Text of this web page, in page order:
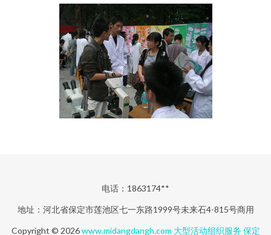
电话：1863174**
地址：河北省保定市莲池区七一东路1999号未来石4-815号商用
Copyright © 2026www.midangdangh.com 大型活动组织服务 保定